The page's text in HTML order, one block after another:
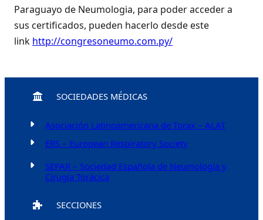
Paraguayo de Neumologia, para poder acceder a
sus certificados, pueden hacerlo desde este
link http://congresoneumo.com.py/
SOCIEDADES MÉDICAS
Asociación Latinoamericana de Torax – ALAT
ERS – European Respiratory Society
SEPAR – Sociedad Española de Neumología y
Cirugía Torácica
SECCIONES